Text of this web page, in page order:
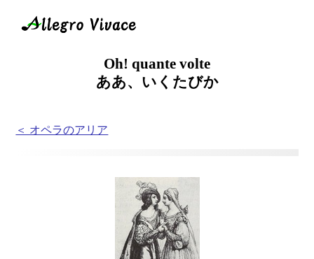
Oh! quante volte
ああ、いくたびか
＜ オペラのアリア